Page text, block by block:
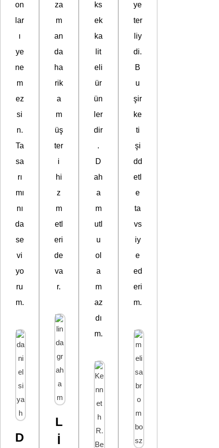
on
lar
ı
ye
ne
m
ez
si
n.
Ta
sa
rı
mı
nı
da
se
vi
yo
ru
m.
D
za
m
an
da
ha
rik
a
m
üş
ter
i
hi
z
m
etl
eri
de
va
r.
L
I
ks
ek
ka
lit
eli
ür
ün
ler
dir
.
D
ah
a
m
utl
u
ol
a
m
az
dı
m.
ye
ter
liy
di.
B
u
şir
ke
ti
şi
dd
etl
e
ta
vs
iy
e
ed
eri
m.